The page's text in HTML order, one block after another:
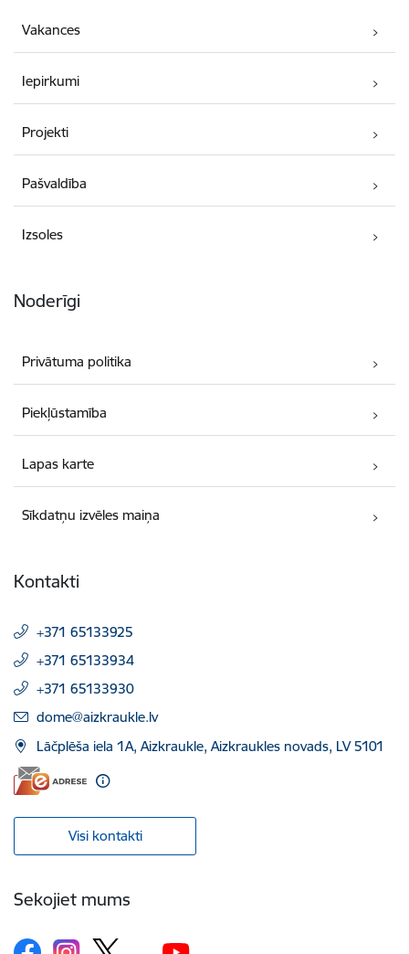
Vakances
Iepirkumi
Projekti
Pašvaldība
Izsoles
Noderīgi
Privātuma politika
Piekļūstamība
Lapas karte
Sīkdatņu izvēles maiņa
Kontakti
+371 65133925
+371 65133934
+371 65133930
E-pasts:
dome@aizkraukle.lv
Lāčplēša iela 1A, Aizkraukle, Aizkraukles novads, LV 5101
Visi kontakti
Sekojiet mums